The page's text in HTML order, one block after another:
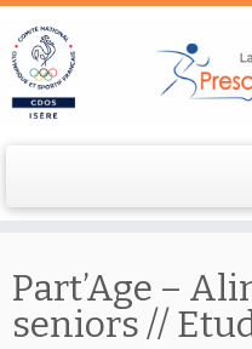
au
contenu
Part’Age –
seniors //